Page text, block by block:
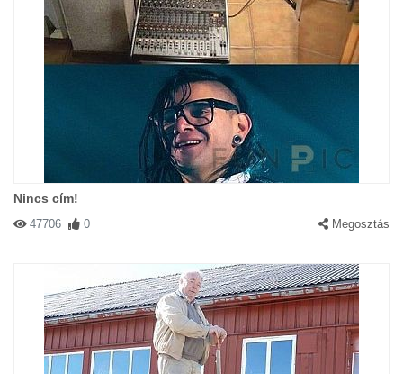
Nincs cím!
47706 0 Megosztás